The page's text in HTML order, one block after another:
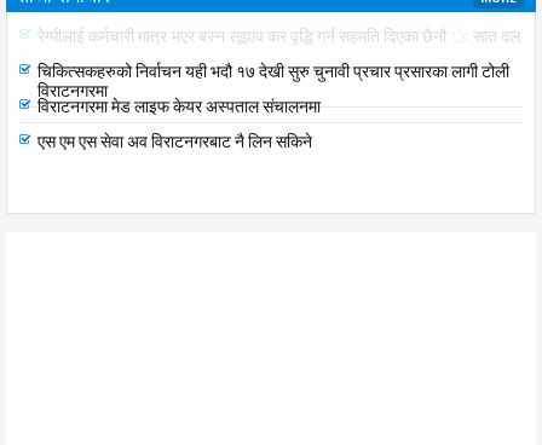
रेग्मीलाई कर्मचारी मात्र भएर बस्न सुझाव कर वृद्धि गर्न सहमति दिएका छैनौ ः सात दल
चिकित्सकहरुको निर्वाचन यही भदौ १७ देखी सुरु चुनावी प्रचार प्रसारका लागी टोली
विराटनगरमा
विराटनगरमा मेड लाइफ केयर अस्पताल संचालनमा
एस एम एस सेवा अव विराटनगरबाट नै लिन सकिने